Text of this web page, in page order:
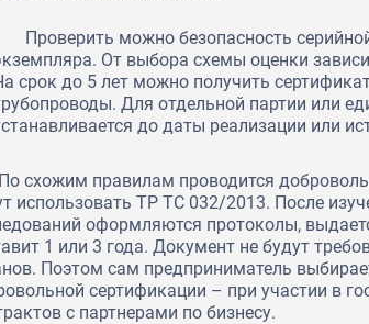
Проверить можно безопасность
От выбора схемы оценки
срок до 5 лет можно получить
Для отдельной партии или
до даты реализации или
По схожим правилам проводится
использовать ТР ТС 032/2013. После
оформляются протоколы,
1 или 3 года. Документ не будут
Поэтом сам предприниматель
сертификации – при участии в
с партнерами по бизнесу.